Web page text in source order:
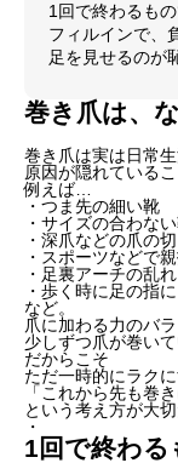
1回で終わるも
フィルインで、
足を見せるのが
巻き爪は、
巻き爪は実は日常
原因が隠れている
例えば…
・つま先の細い靴
・サイズの合わな
・深爪などの爪の
・スポーツなどで
・足裏アーチの乱れ
・歩く時に足の指
など。
爪に加わる力のバ
少しずつ爪が巻い
だからこそ
ただ一時的にラク
「これから先も巻
という考え方が大
・
1回で終わ